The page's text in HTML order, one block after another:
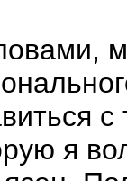
с
я